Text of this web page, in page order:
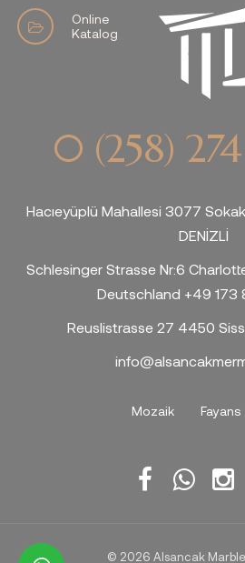
Online
Katalog
0 (258)
Hacıeyüplü Mahallesi 3077
DENİZLİ
Schlesinger Strasse Nr:6
Deutschland +49 173
Reuslistrasse 27 4450
Mozaik Fayans
© 2026 Alsancak